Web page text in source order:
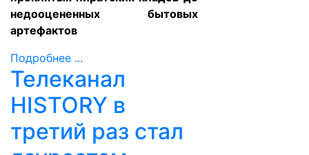
недооцененных бытовых
артефактов
Подробнее ...
Телеканал
HISTORY в
третий раз стал